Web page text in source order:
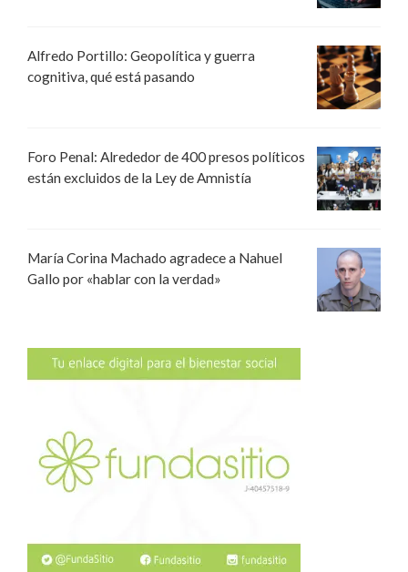
Alfredo Portillo: Geopolítica y guerra
cognitiva, qué está pasando
Foro Penal: Alrededor de 400 presos políticos
están excluidos de la Ley de Amnistía
María Corina Machado agradece a Nahuel
Gallo por «hablar con la verdad»